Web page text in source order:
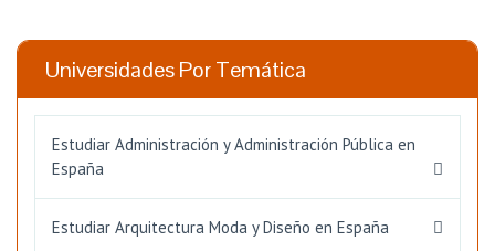
Universidades Por Temática
Estudiar Administración y Administración Pública en
España
Estudiar Arquitectura Moda y Diseño en España